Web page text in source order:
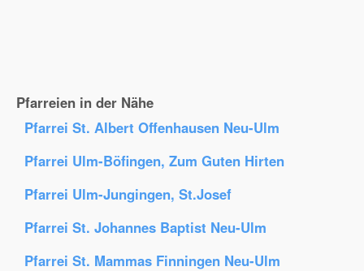
Pfarreien in der Nähe
Pfarrei St. Albert Offenhausen Neu-Ulm
Pfarrei Ulm-Böfingen, Zum Guten Hirten
Pfarrei Ulm-Jungingen, St.Josef
Pfarrei St. Johannes Baptist Neu-Ulm
Pfarrei St. Mammas Finningen Neu-Ulm